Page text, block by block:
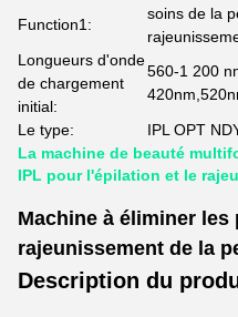
Function1:
soins de la
Longueurs d'onde
de chargement
initial:
560-1 200
Le type:
IPL OPT
La machine de beauté
IPL pour l'épilation et le
Machine à éliminer
rajeunissement de la
Description du